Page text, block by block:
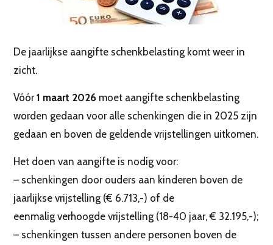
De jaarlijkse aangifte schenkbelasting komt weer in
zicht.
Vóór1 maart 2026 moet aangifte schenkbelasting
worden gedaan voor alle schenkingen die in 2025 zijn
gedaan en boven de geldende vrijstellingen uitkomen.
Het doen van aangifte is nodig voor:
– schenkingen door ouders aan kinderen boven de
jaarlijkse vrijstelling (€ 6.713,-) of de
eenmalig verhoogde vrijstelling (18-40 jaar, € 32.195,-);
– schenkingen tussen andere personen boven de